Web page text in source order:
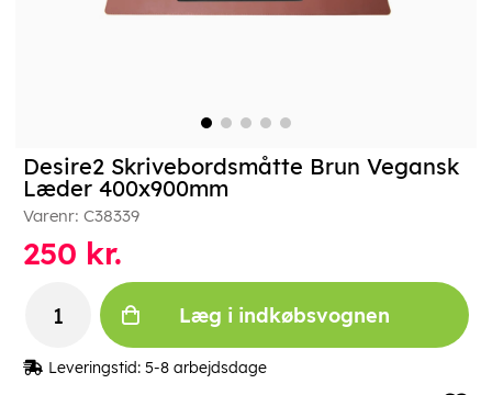
Desire2 Skrivebordsmåtte Brun Vegansk
Læder 400x900mm
Varenr: C38339
250 kr.
Læg i indkøbsvognen
Leveringstid: 5-8 arbejdsdage